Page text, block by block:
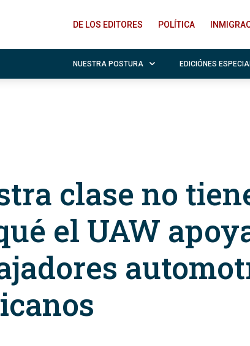
DE LOS EDITORES POLÍTICA
NUESTRA POSTURA EDICIÓNES
clase no
el UAW